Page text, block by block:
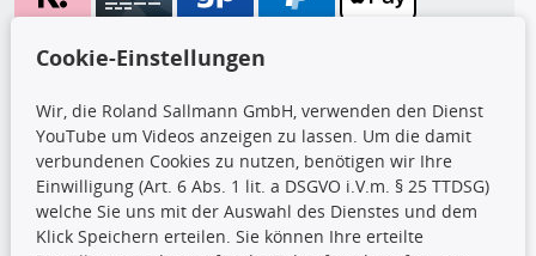
CARAT Gruppe
Cookie-Einstellungen
Wir, die Roland Sallmann GmbH, verwenden den Dienst
YouTube um Videos anzeigen zu lassen. Um die damit
verbundenen Cookies zu nutzen, benötigen wir Ihre
Einwilligung (Art. 6 Abs. 1 lit. a DSGVO i.V.m. § 25 TTDSG)
welche Sie uns mit der Auswahl des Dienstes und dem
Klick Speichern erteilen. Sie können Ihre erteilte